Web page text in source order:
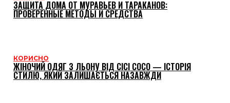
ЗАЩИТА ДОМА ОТ МУРАВЬЕВ И ТАРАКАНОВ:
ПРОВЕРЕННЫЕ МЕТОДЫ И СРЕДСТВА
КОРИСНО
ЖІНОЧИЙ ОДЯГ З ЛЬОНУ ВІД CICI COCO — ІСТОРІЯ
СТИЛЮ, ЯКИЙ ЗАЛИШАЄТЬСЯ НАЗАВЖДИ